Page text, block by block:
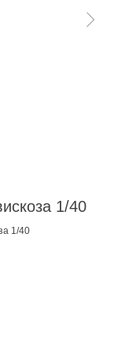
1/40
1/40